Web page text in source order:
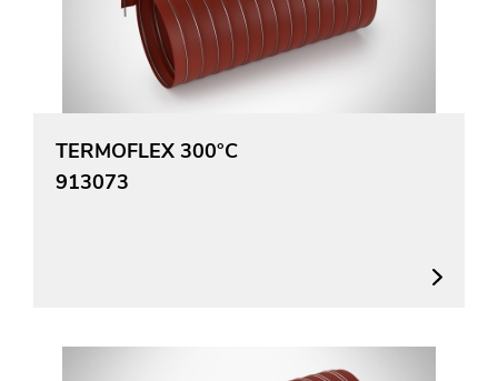
TERMOFLEX 300°C
913073